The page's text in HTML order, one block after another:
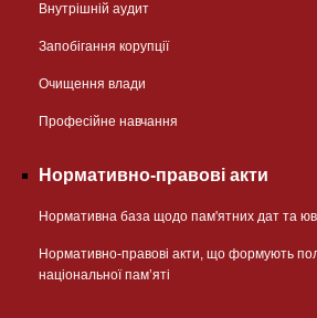
Внутрішній аудит
Запобігання корупції
Очищення влади
Професійне навчання
Нормативно-правові акти
Нормативна база щодо пам'ятних дат та
Нормативно-правові акти, що формують
національної памʼяті